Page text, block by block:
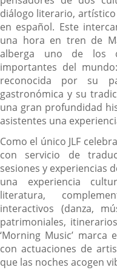
diálogo literario,
en español. Este
una hora en tren de
alberga uno de los
importantes del
reconocida por su
gastronómica y su
una gran profundidad
asistentes una
Como el único JLF
con servicio de
sesiones y experiencias
una experiencia
literatura,
interactivos (danza,
patrimoniales,
‘Morning Music’
con actuaciones de
que las noches acogen